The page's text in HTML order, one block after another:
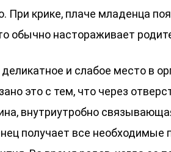
При крике, плаче младенца
обычно настораживает
и слабое место в
это с тем, что через
внутриутробно
получает все необходимые